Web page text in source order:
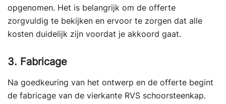
opgenomen. Het is belangrijk om de offerte
zorgvuldig te bekijken en ervoor te zorgen dat alle
kosten duidelijk zijn voordat je akkoord gaat.
3. Fabricage
Na goedkeuring van het ontwerp en de offerte begint
de fabricage van de vierkante RVS schoorsteenkap.